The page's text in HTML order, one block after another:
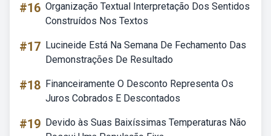
#16 Organização Textual Interpretação Dos Sentidos
Construídos Nos Textos
#17 Lucineide Está Na Semana De Fechamento Das
Demonstrações De Resultado
#18 Financeiramente O Desconto Representa Os
Juros Cobrados E Descontados
#19 Devido às Suas Baixíssimas Temperaturas Não